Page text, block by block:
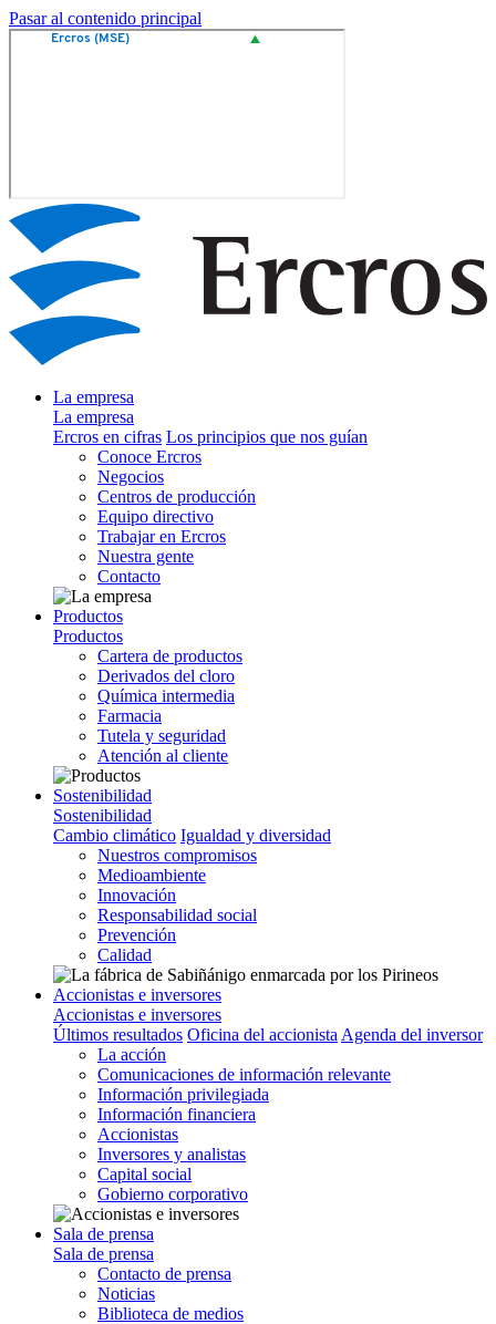
Pasar al contenido principal
La empresa
La empresa
Ercros en cifras Los principios que nos guían
Conoce Ercros
Negocios
Centros de producción
Equipo directivo
Trabajar en Ercros
Nuestra gente
Contacto
Productos
Productos
Cartera de productos
Derivados del cloro
Química intermedia
Farmacia
Tutela y seguridad
Atención al cliente
Sostenibilidad
Sostenibilidad
Cambio climático Igualdad y diversidad
Nuestros compromisos
Medioambiente
Innovación
Responsabilidad social
Prevención
Calidad
Accionistas e inversores
Accionistas e inversores
Últimos resultados Oficina del accionista Agenda del inversor
La acción
Comunicaciones de información relevante
Información privilegiada
Información financiera
Accionistas
Inversores y analistas
Capital social
Gobierno corporativo
Sala de prensa
Sala de prensa
Contacto de prensa
Noticias
Biblioteca de medios